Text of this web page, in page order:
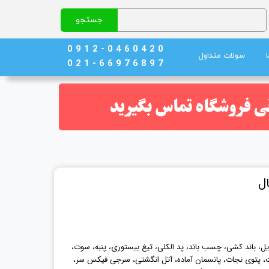
جستجو
سولات متداول
0 9 1 2 - 0 4 6 0 4 2 0
0 2 1 - 6 6 9 7 6 8 9 7
باند کشی، چسب باند، پد الکلی، تیغ بیستوری، پنبه، سوت،
پتوی نجات، پانسمان آماده، آتل انگشتی، سرجی فیکس سر،